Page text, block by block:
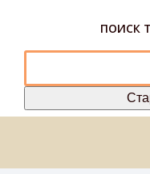
ПОИСК